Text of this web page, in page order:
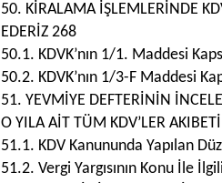
50. KİRALAMA İŞLEMLERİNDE
EDERİZ 268
50.1. KDVK’nın 1/1. Maddesi
50.2. KDVK’nın 1/3-F Maddesi
51. YEVMİYE DEFTERİNİN
O YILA AİT TÜM KDV’LER
51.1. KDV Kanununda Yapılan
51.2. Vergi Yargısının Konu İle